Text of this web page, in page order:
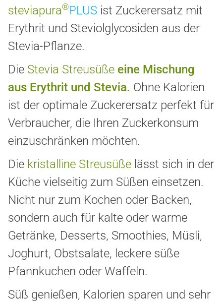
steviapura®PLUS ist Zuckerersatz mit
Erythrit und Steviolglycosiden aus der
Stevia-Pflanze.
Die Stevia Streusüße eine Mischung
aus Erythrit und Stevia. Ohne Kalorien
ist der optimale Zuckerersatz perfekt für
Verbraucher, die Ihren Zuckerkonsum
einzuschränken möchten.
Die kristalline Streusüße lässt sich in der
Küche vielseitig zum Süßen einsetzen.
Nicht nur zum Kochen oder Backen,
sondern auch für kalte oder warme
Getränke, Desserts, Smoothies, Müsli,
Joghurt, Obstsalate, leckere süße
Pfannkuchen oder Waffeln.
Süß genießen, Kalorien sparen und sehr